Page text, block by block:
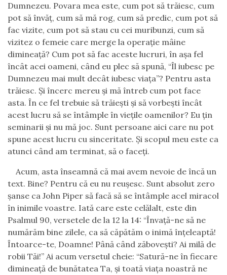
Dumnezeu. Povara mea este, cum pot să trăiesc, cum
pot să învăţ, cum să mă rog, cum să predic, cum pot să
fac vizite, cum pot să stau cu cei muribunzi, cum să
vizitez o femeie care merge la operaţie mâine
dimineaţă? Cum pot să fac aceste lucruri, în aşa fel
încât acei oameni, când eu plec să spună, “Îl iubesc pe
Dumnezeu mai mult decât iubesc viaţa”? Pentru asta
trăiesc. Şi încerc mereu şi mă întreb cum pot face
asta. În ce fel trebuie să trăieşti şi să vorbeşti încât
acest lucru să se întâmple în vieţile oamenilor? Eu ţin
seminarii şi nu mă joc. Sunt persoane aici care nu pot
spune acest lucru cu sinceritate. Şi scopul meu este ca
atunci când am terminat, să o faceţi.
Acum, asta înseamnă că mai avem nevoie de încă un
text. Bine? Pentru că eu nu reuşesc. Sunt absolut zero
şanse ca John Piper să facă să se întâmple acel miracol
în inimile voastre. Iată care este celălalt, este din
Psalmul 90, versetele de la 12 la 14: “Învaţă-ne să ne
numărăm bine zilele, ca să căpătăm o inimă înţeleaptă!
Întoarce-te, Doamne! Până când zăboveşti? Ai milă de
robii Tăi!” Ai acum versetul cheie: “Satură-ne în fiecare
dimineaţă de bunătatea Ta, şi toată viaţa noastră ne